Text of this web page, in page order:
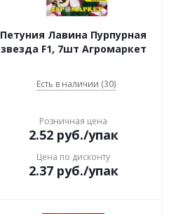
Петуния Лавина Пурпурная
звезда F1, 7шт Агромаркет
Есть в наличии (30)
Розничная цена
2.52руб./упак
Цена по дисконту
2.37руб./упак